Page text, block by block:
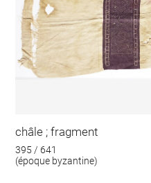
châle ; fragment
395 / 641
(époque byzantine)